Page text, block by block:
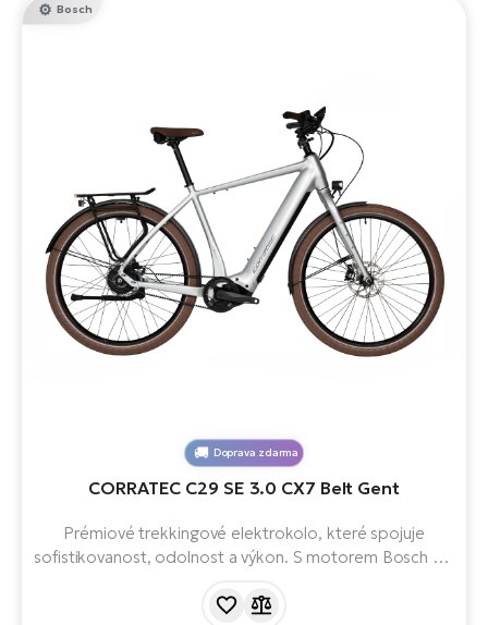
Bosch
Doprava zdarma
CORRATEC C29 SE 3.0 CX7 Belt Gent
Prémiové trekkingové elektrokolo, které spojuje
sofistikovanost, odolnost a výkon. S motorem Bosch CX
Magura. Moderní geometrie. Postaveno na 29"